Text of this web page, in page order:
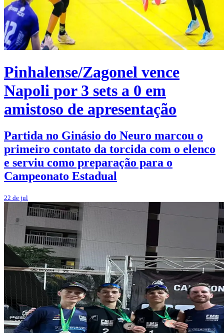
Pinhalense/Zagonel vence
Napoli por 3 sets a 0 em
amistoso de apresentação
Partida no Ginásio do Neuro marcou o
primeiro contato da torcida com o elenco
e serviu como preparação para o
Campeonato Estadual
22 de jul